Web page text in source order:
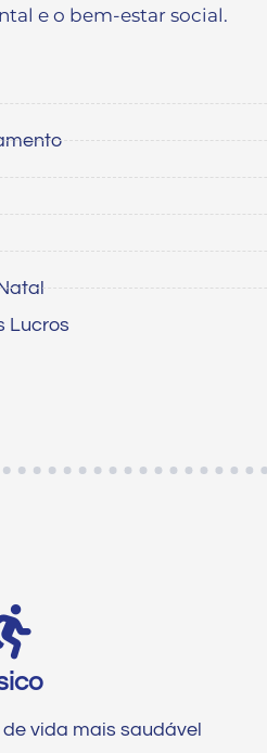
e o bem-estar social.
Lucros
vida mais saudável